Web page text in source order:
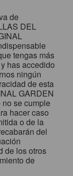
de
DEL
tengas más
has accedido
ningún
de esta
GARDEN
se cumple
hacer caso
o de la
del
de los otros
de